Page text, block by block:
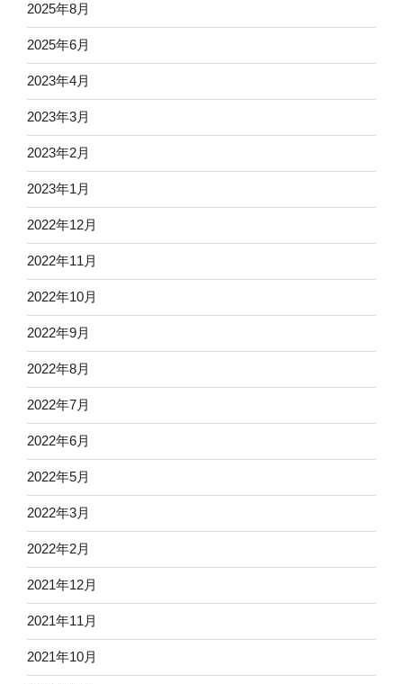
2025年8月
2025年6月
2023年4月
2023年3月
2023年2月
2023年1月
2022年12月
2022年11月
2022年10月
2022年9月
2022年8月
2022年7月
2022年6月
2022年5月
2022年3月
2022年2月
2021年12月
2021年11月
2021年10月